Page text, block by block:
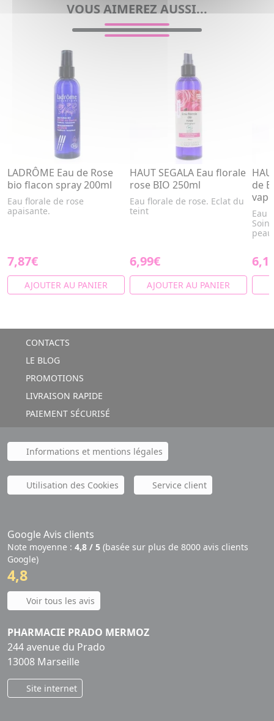
VOUS AIMEREZ AUSSI...
LADRÔME Eau de Rose
bio flacon spray 200ml
Eau florale de rose
apaisante.
7,87€
AJOUTER AU PANIER
HAUT SEGALA Eau florale
rose BIO 250ml
Eau florale de rose. Eclat du
teint
6,99€
AJOUTER AU PANIER
de
Eau
Soin
CONTACTS
LE BLOG
PROMOTIONS
LIVRAISON RAPIDE
PAIEMENT SÉCURISÉ
Informations et mentions légales
Utilisation des Cookies Service client
Google Avis clients
Note moyenne : 4,8 / 5 (basée sur plus de 8000 avis clients
Google)
4,8
Voir tous les avis
PHARMACIE PRADO MERMOZ
244 avenue du Prado
13008 Marseille
Site internet